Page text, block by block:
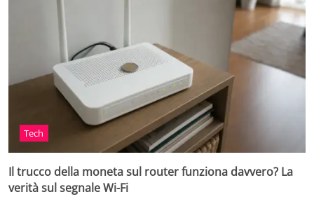
Tech
Il trucco della moneta sul router funziona davvero? La
verità sul segnale Wi-Fi